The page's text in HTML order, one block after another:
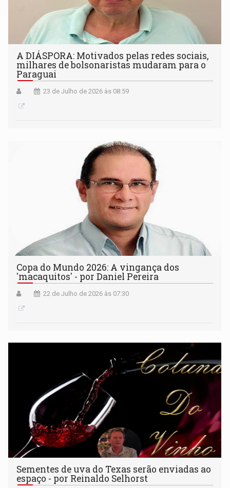
A DIÁSPORA: Motivados pelas redes sociais,
milhares de bolsonaristas mudaram para o
Paraguai
23 de Julho de 2026 às 08:59
Copa do Mundo 2026: A vingança dos
'macaquitos' - por Daniel Pereira
22 de Julho de 2026 às 07:30
Sementes de uva do Texas serão enviadas ao
espaço - por Reinaldo Selhorst